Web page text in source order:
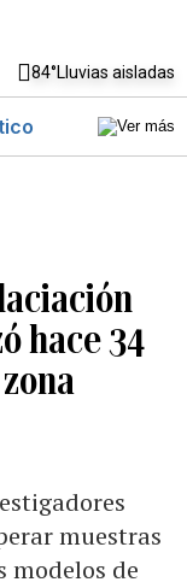
84°Lluvias aisladas
hace 34
muestras
modelos de